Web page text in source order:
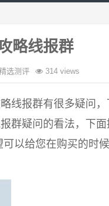
略线报群
选测评 314 views
线报群有很多疑问
群疑问的看法，下面
以给您在购买的时